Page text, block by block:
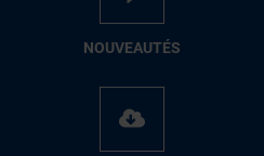
NOUVEAUTÉS